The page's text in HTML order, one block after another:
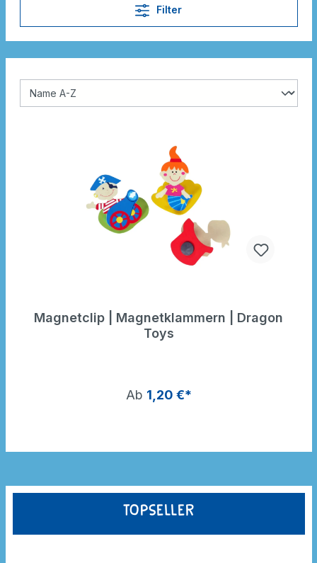
Topseller
Filter
Magnetclip | Magnetklammern | Dragon
Toys
Ab 1,20 €*